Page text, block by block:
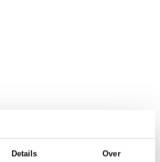
Details Over